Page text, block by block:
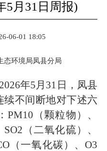
5月31日周报)
06-01 18:05
态环境局凤县分局
年5月31日，凤县
续不间断地对下述六
（颗粒物）、
（二氧化硫）、
（一氧化碳）、O3